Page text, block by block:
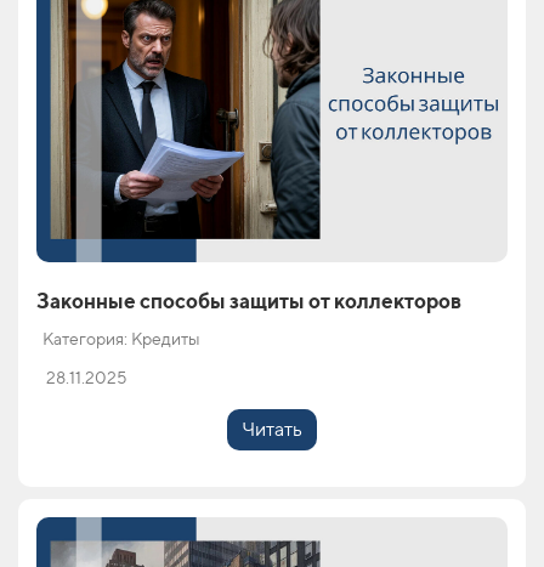
Законные способы защиты от коллекторов
Категория: Кредиты
28.11.2025
Читать